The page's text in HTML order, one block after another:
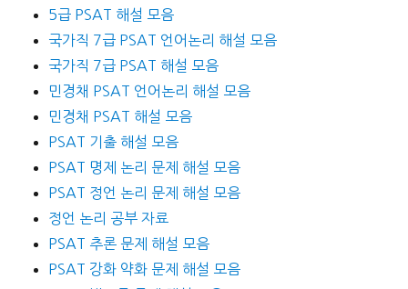
5급 PSAT 해설 모음
국가직 7급 PSAT 언어논리 해설 모음
국가직 7급 PSAT 해설 모음
민경채 PSAT 언어논리 해설 모음
민경채 PSAT 해설 모음
PSAT 기출 해설 모음
PSAT 명제 논리 문제 해설 모음
PSAT 정언 논리 문제 해설 모음
정언 논리 공부 자료
PSAT 추론 문제 해설 모음
PSAT 강화 약화 문제 해설 모음